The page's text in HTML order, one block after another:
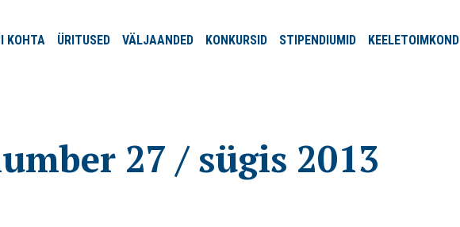
KOHTA ÜRITUSED VÄLJAANDED KONKURSID STIPENDIUMID KEELETOIMKOND
27 / sügis 2013